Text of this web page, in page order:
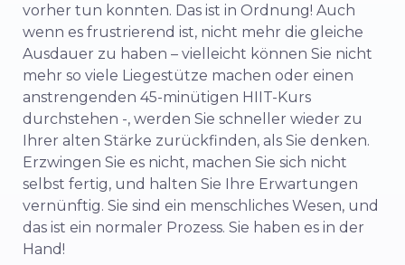
vorher tun konnten. Das ist in Ordnung! Auch
wenn es frustrierend ist, nicht mehr die gleiche
Ausdauer zu haben – vielleicht können Sie nicht
mehr so viele Liegestütze machen oder einen
anstrengenden 45-minütigen HIIT-Kurs
durchstehen -, werden Sie schneller wieder zu
Ihrer alten Stärke zurückfinden, als Sie denken.
Erzwingen Sie es nicht, machen Sie sich nicht
selbst fertig, und halten Sie Ihre Erwartungen
vernünftig. Sie sind ein menschliches Wesen, und
das ist ein normaler Prozess. Sie haben es in der
Hand!